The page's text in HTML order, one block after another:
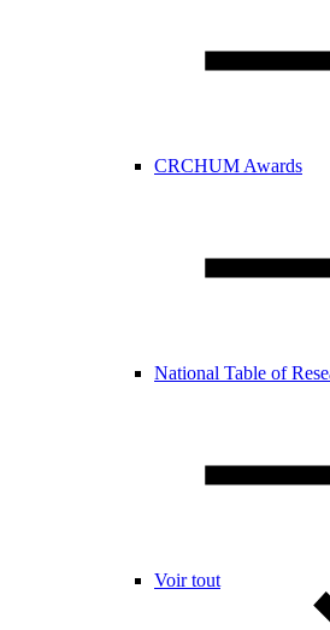
CRCHUM Awards
National Table of
Voir tout